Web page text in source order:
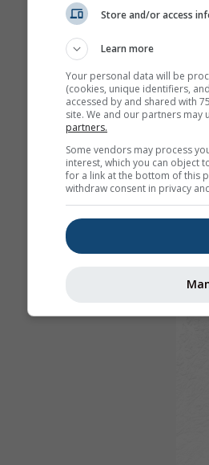
Store and/or access
Learn more
Your personal data will be
(cookies, unique identifiers,
accessed by and shared with
site. We and our partners may
partners.
Some vendors may process
interest, which you can object
for a link at the bottom of this
withdraw consent in privacy